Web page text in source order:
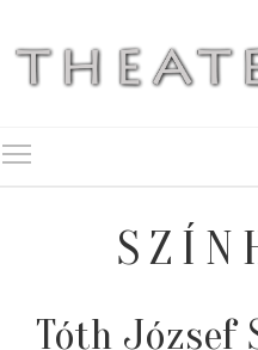
Tóth József